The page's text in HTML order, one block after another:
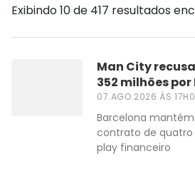
Exibindo 10 de 417 resultados
Man City
352 milhões por
07.AGO.2026 ÀS
Barcelona
contrato de quatro
play financeiro